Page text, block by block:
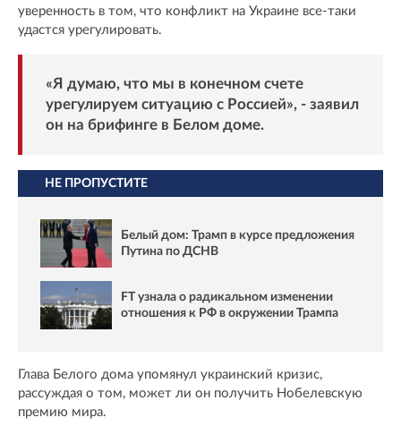
уверенность в том, что конфликт на Украине все-таки
удастся урегулировать.
«Я думаю, что мы в конечном счете
урегулируем ситуацию с Россией», - заявил
он на брифинге в Белом доме.
НЕ ПРОПУСТИТЕ
Белый дом: Трамп в курсе предложения
Путина по ДСНВ
FT узнала о радикальном изменении
отношения к РФ в окружении Трампа
Глава Белого дома упомянул украинский кризис,
рассуждая о том, может ли он получить Нобелевскую
премию мира.